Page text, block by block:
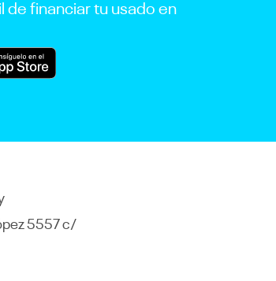
de financiar tu usado en
5557 c/